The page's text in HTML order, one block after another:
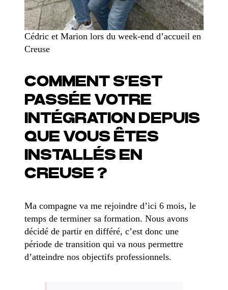
Cédric et Marion lors du week-end d’accueil en
Creuse
COMMENT S’EST
PASSÉE VOTRE
INTÉGRATION DEPUIS
QUE VOUS ÊTES
INSTALLÉS EN
CREUSE ?
Ma compagne va me rejoindre d’ici 6 mois, le
temps de terminer sa formation. Nous avons
décidé de partir en différé, c’est donc une
période de transition qui va nous permettre
d’atteindre nos objectifs professionnels.